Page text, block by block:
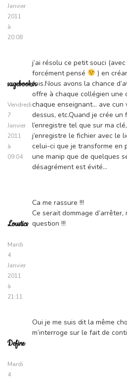
Janvier
2011
à
20:08
sagebooker
Vendredi
7
Janvier
2011
à
09:04
j’ai résolu ce petit souci
forcément pensé
) en
fois.Nous avons la chance
offre à chaque collégien une
chaque enseignant… ave
dessus, etc.Quand je crée
l’enregistre tel que sur ma
j’enregistre le fichier avec le
celui-ci que je transforme en
une manip que de quelques
désagrément est évité…
Loustics
Mardi
4
Janvier
2011
à
21:11
Ca me rassure !!!
Ce serait dommage d’arrêter,
question !!!
Define
Mardi
4
Oui je me suis dit la même
m’interroge sur le fait de